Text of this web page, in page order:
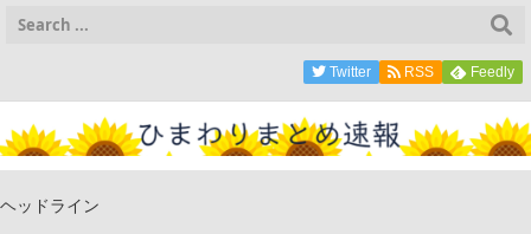
Twitter RSS Feedly
ヘッドライン